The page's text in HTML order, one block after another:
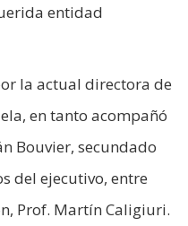
entidad
la actual directora de
en tanto acompañó
Bouvier, secundado
del ejecutivo, entre
Prof. Martín Caligiuri.